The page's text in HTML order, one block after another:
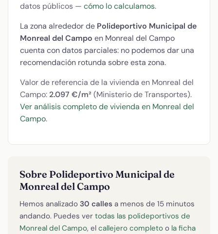
datos públicos — cómo lo calculamos.
La zona alrededor de Polideportivo Municipal de
Monreal del Campo en Monreal del Campo
cuenta con datos parciales: no podemos dar una
recomendación rotunda sobre esta zona.
Valor de referencia de la vivienda en Monreal del
Campo: 2.097 €/m² (Ministerio de Transportes).
Ver análisis completo de vivienda en Monreal del
Campo.
Sobre Polideportivo Municipal de
Monreal del Campo
Hemos analizado 30 calles a menos de 15 minutos
andando. Puedes ver todas las polideportivos de
Monreal del Campo, el callejero completo o la ficha